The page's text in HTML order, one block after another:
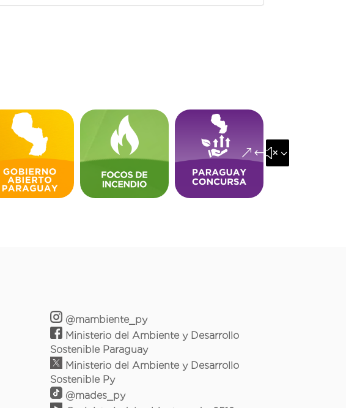
&#x35;
@mambiente_py
Ministerio del Ambiente y Desarrollo
Sostenible Paraguay
Ministerio del Ambiente y Desarrollo
Sostenible Py
@mades_py